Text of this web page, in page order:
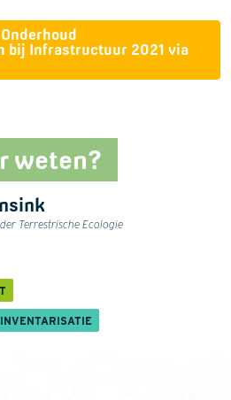
bij Infrastructuur 2021 via
weten?
Terrestrische Ecologie